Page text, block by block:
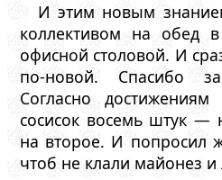
И этим новым
коллективом на обед
офисной столовой. И
по-новой. Спасибо
Согласно
сосисок восемь штук —
на второе. И попросил
чтоб не клали майонез и